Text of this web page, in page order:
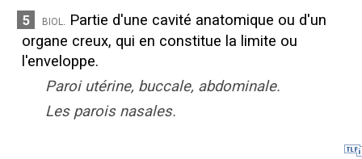
5 biol.
Partie d'une cavité anatomique ou d'un
organe creux, qui en constitue la limite ou
l'enveloppe.
Paroi utérine, buccale, abdominale.
Les parois nasales.